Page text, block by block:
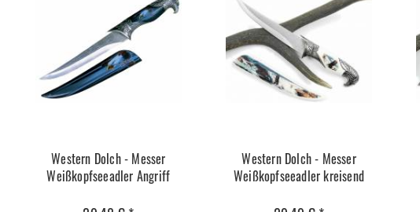
Western Dolch - Messer
Weißkopfseeadler Angriff
Western Dolch - Messer
Weißkopfseeadler kreisend